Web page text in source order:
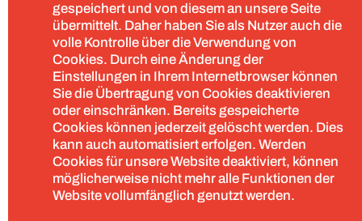
gespeichert und von diesem an unsere Seite
übermittelt. Daher haben Sie als Nutzer auch die
volle Kontrolle über die Verwendung von
Cookies. Durch eine Änderung der
Einstellungen in Ihrem Internetbrowser können
Sie die Übertragung von Cookies deaktivieren
oder einschränken. Bereits gespeicherte
Cookies können jederzeit gelöscht werden. Dies
kann auch automatisiert erfolgen. Werden
Cookies für unsere Website deaktiviert, können
möglicherweise nicht mehr alle Funktionen der
Website vollumfänglich genutzt werden.